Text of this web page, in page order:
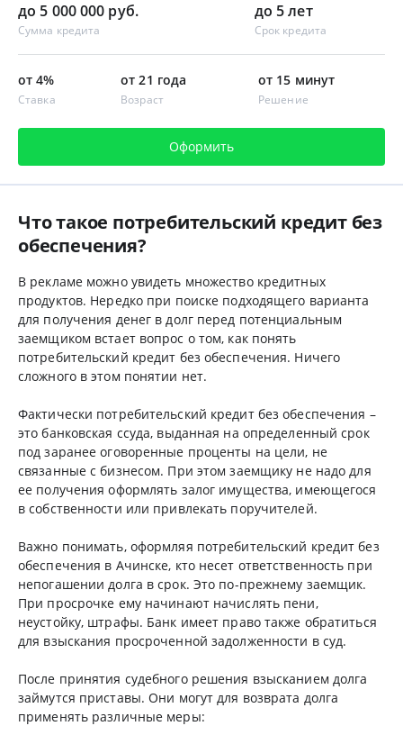
до 5 000 000 руб.
Сумма кредита
до 5 лет
Срок кредита
от 4%
Ставка
от 21 года
Возраст
от 15 минут
Решение
Оформить
Что такое потребительский кредит без
обеспечения?
В рекламе можно увидеть множество кредитных
продуктов. Нередко при поиске подходящего варианта
для получения денег в долг перед потенциальным
заемщиком встает вопрос о том, как понять
потребительский кредит без обеспечения. Ничего
сложного в этом понятии нет.
Фактически потребительский кредит без обеспечения –
это банковская ссуда, выданная на определенный срок
под заранее оговоренные проценты на цели, не
связанные с бизнесом. При этом заемщику не надо для
ее получения оформлять залог имущества, имеющегося
в собственности или привлекать поручителей.
Важно понимать, оформляя потребительский кредит без
обеспечения в Ачинске, кто несет ответственность при
непогашении долга в срок. Это по-прежнему заемщик.
При просрочке ему начинают начислять пени,
неустойку, штрафы. Банк имеет право также обратиться
для взыскания просроченной задолженности в суд.
После принятия судебного решения взысканием долга
займутся приставы. Они могут для возврата долга
применять различные меры: